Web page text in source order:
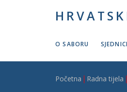
O SABORU
Početna Radna tijela